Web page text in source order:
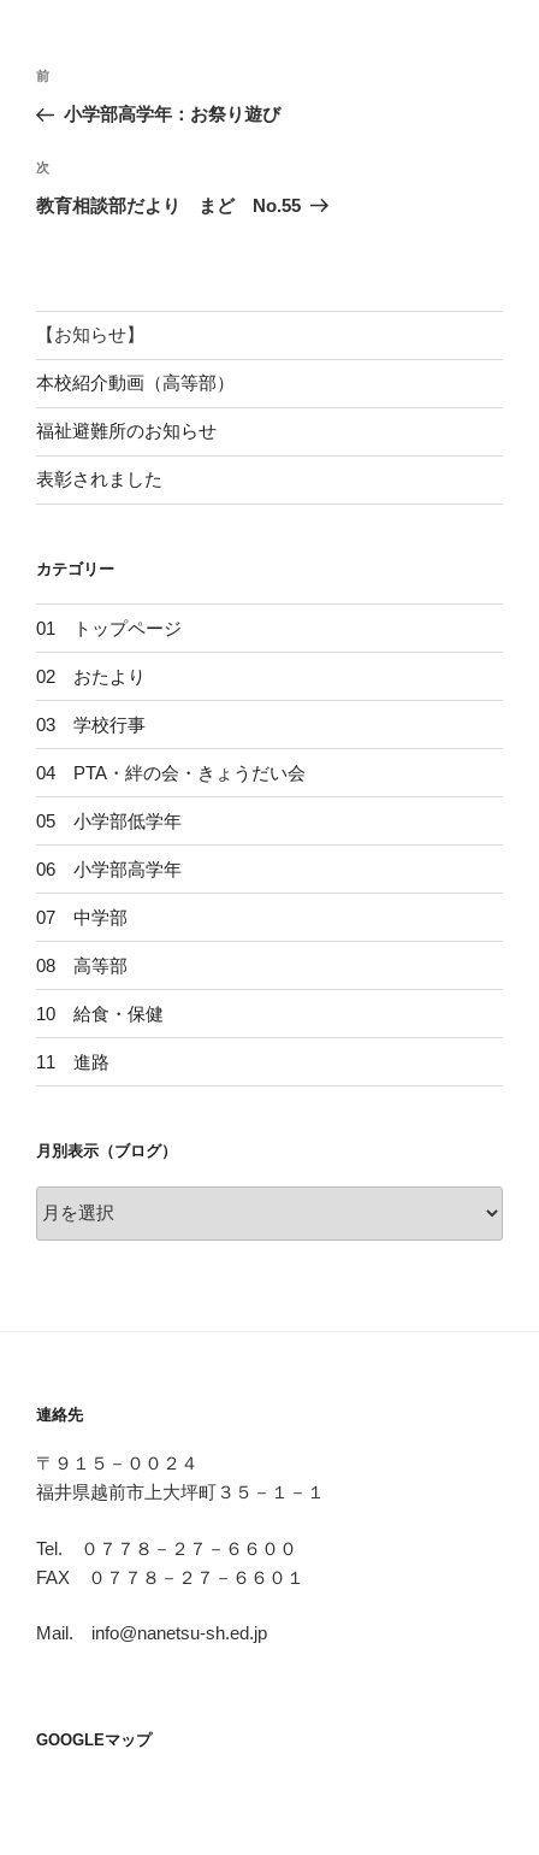
投
ナ
ビ
ゲ
ン
前
の
稿
前
小学部高学年：お祭り遊び
次
の
次
教育相談部だより まど No.55
【お知らせ】
本校紹介動画（高等部）
福祉避難所のお知らせ
表彰されました
カテゴリー
01 トップページ
02 おたより
03 学校行事
04 PTA・絆の会・きょうだい会
05 小学部低学年
06 小学部高学年
07 中学部
08 高等部
10 給食・保健
11 進路
月別表示（ブログ）
別
連絡先
〒９１５－００２４
福井県越前市上大坪町３５－１－１
Tel. ０７７８－２７－６６００
FAX ０７７８－２７－６６０１
Mail. info@nanetsu-sh.ed.jp
GOOGLEマップ